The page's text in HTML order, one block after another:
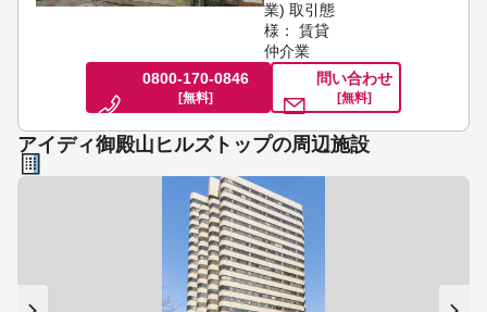
業)取引態
様： 賃貸
仲介業
0800-170-0846
[無料]
問い合わせ
[無料]
アイディ御殿山ヒルズトップの周辺施設